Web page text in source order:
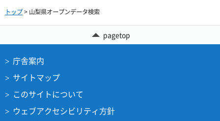
トップ> 山梨県オープンデータ検索
pagetop
庁舎案内
サイトマップ
このサイトについて
ウェブアクセシビリティ方針